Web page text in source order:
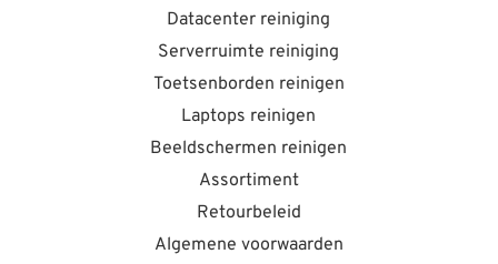
Datacenter reiniging
Serverruimte reiniging
Toetsenborden reinigen
Laptops reinigen
Beeldschermen reinigen
Assortiment
Retourbeleid
Algemene voorwaarden